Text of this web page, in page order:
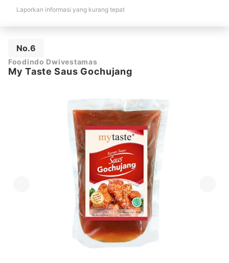
Laporkan informasi yang kurang tepat
No.6
Foodindo Dwivestamas
My Taste Saus Gochujang